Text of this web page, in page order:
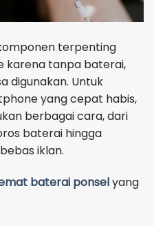
terpenting
karena tanpa baterai,
digunakan. Untuk
yang cepat habis,
berbagai cara, dari
baterai hingga
iklan.
baterai ponselyang